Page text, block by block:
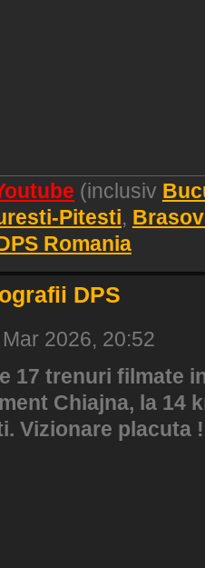
(inclusiv
Pitesti,
Romania
DPS
2026, 20:52
17 trenuri filmate
Chiajna, la 14
Vizionare placuta !